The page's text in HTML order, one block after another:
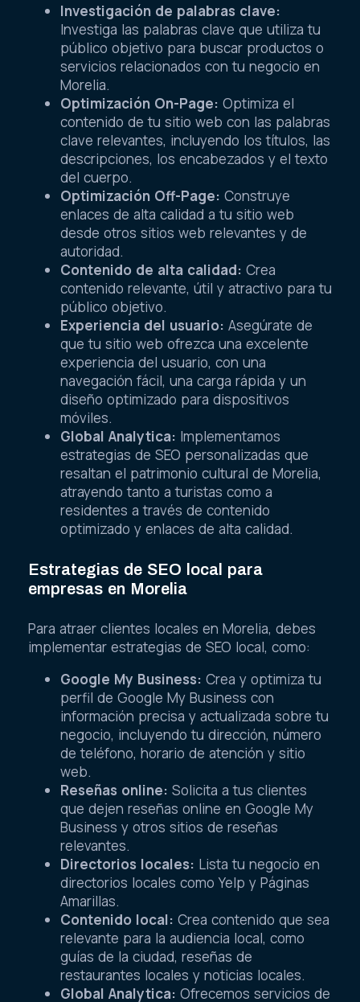
Investigación de palabras clave:
Investiga las palabras clave que utiliza tu
público objetivo para buscar productos o
servicios relacionados con tu negocio en
Morelia.
Optimización On-Page: Optimiza el
contenido de tu sitio web con las palabras
clave relevantes, incluyendo los títulos, las
descripciones, los encabezados y el texto
del cuerpo.
Optimización Off-Page: Construye
enlaces de alta calidad a tu sitio web
desde otros sitios web relevantes y de
autoridad.
Contenido de alta calidad: Crea
contenido relevante, útil y atractivo para tu
público objetivo.
Experiencia del usuario: Asegúrate de
que tu sitio web ofrezca una excelente
experiencia del usuario, con una
navegación fácil, una carga rápida y un
diseño optimizado para dispositivos
móviles.
Global Analytica: Implementamos
estrategias de SEO personalizadas que
resaltan el patrimonio cultural de Morelia,
atrayendo tanto a turistas como a
residentes a través de contenido
optimizado y enlaces de alta calidad.
Estrategias de SEO local para
empresas en Morelia
Para atraer clientes locales en Morelia, debes
implementar estrategias de SEO local, como:
Google My Business: Crea y optimiza tu
perfil de Google My Business con
información precisa y actualizada sobre tu
negocio, incluyendo tu dirección, número
de teléfono, horario de atención y sitio
web.
Reseñas online: Solicita a tus clientes
que dejen reseñas online en Google My
Business y otros sitios de reseñas
relevantes.
Directorios locales: Lista tu negocio en
directorios locales como Yelp y Páginas
Amarillas.
Contenido local: Crea contenido que sea
relevante para la audiencia local, como
guías de la ciudad, reseñas de
restaurantes locales y noticias locales.
Global Analytica: Ofrecemos servicios de